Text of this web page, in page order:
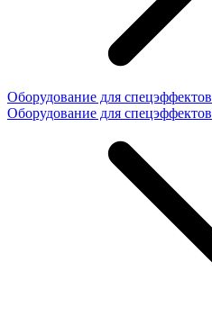
Оборудование для спецэффектов
Оборудование для спецэффектов